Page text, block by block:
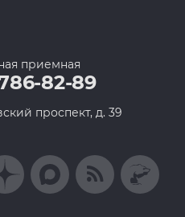
приемная
82-89
проспект, д. 39